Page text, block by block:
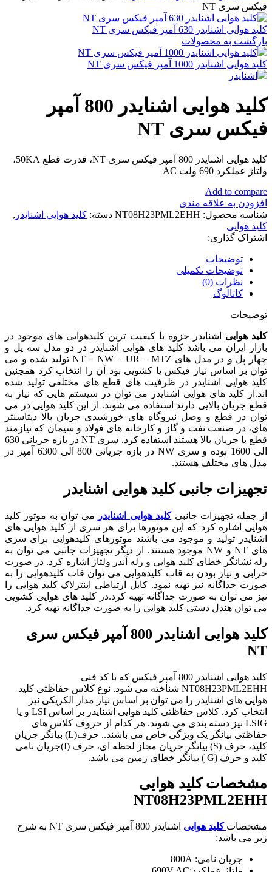
فیکس سری NT
کلید هوایی اشنایدر 630 آمپر فیکس سری NT
بازگشت به محصولات
کلید هوایی اشنایدر 1000 آمپر فیکس سری NT
کلید هوایی اشنایدر 800 آمپر
فیکس سری NT
کلید هوایی اشنایدر 800 آمپر فیکس سری NT، قدرت قطع 50KA،
ولتاژ عملکرد 690 ولت AC
Add to compare
افزودن به علاقه مندی
شناسه محصول: NT08H23PML2EHH دسته: کلید هوایی اشنایدر ,
کلید هوایی
اشتراک گذاری:
توضیحات
توضیحات تکمیلی
نظرات (0)
کاتالوگ
توضیحات
کلید هوایی اشنایدر جزوه با کیفیت ترین کلیدهوایی های موجود در
بازار ایران می باشد کلید های هوایی اشنایدر در دو مدل سه پل و
چهار پل و در مدل های NT – NW – UR – MTZ تولید شده و می
توان بر اساس نیاز فیکس یا کشویی بود آن را انتخاب کرد همچنین
کلید هوایی اشنایدر در ظرفیت های قطع های مختلفی تولید شده
اند.از کلید های هوایی اشنایدر می توان در سیستم هایی که نیاز به
قطع جریان بالایی دارند استفاده می شوند. از این کلید هوایی در می
توان در قطع و وصل نیروگاه های خورشیدی جریان بالا دیتاسنتر
های، در صنعت نفت و گاز و کارخانه های فولاد و سیمان که نیازمند
قطع با جریان بالا هستند استفاده کرد. سری NT در بازه جریانی 630
الی 1600 بوده و سری NW در بازه جریانی 800 الی 6300 آمپر در
مدل های مختلف هستند.
تجهیزات جانبی کلید هوایی اشنایدر
از جمله تجهیزات جانبیکلید هوایی اشنایدر
می توان به موتور کلید
هوایی اشاره کرد که این موتورها برای هر سری از کلید هوایی های
اشنایدر تولید و موجود می باشند موتورهای کلیدهوایی برای سری
های NT و NW موجود هستند. از دیگر تجهیزات جانبی می توان به
رله نشانگر خطای کلید هوایی و رله آندر ولتاژ اشاره کرد. در صورت
خرابی و نیاز بودن به قاب کلیدهوایی می توان قاب کلیدهوایی را به
صورت جداگانه نیز تهیه نمود. کابل ارتباطی اینترلاک کلید هوایی را
نیز می توان به صورت جداگانه تهیه کرد.در کلید های هوایی کشویی
می توان هندل دستی کلید هوایی را به صورت جداگانه تهیه کرد.
کلید هوایی اشنایدر 800 آمپر فیکس سری
NT
کلید هوایی اشنایدر 800 آمپر فیکس که با کد فنی
NT08H23PML2EHH شناخته می شود. نوع کلاس حفاظتی کلید
هوایی های اشنایدر را می توان بر اساس نیاز مدار الکریکی نیز
انتخاب کرد. کلاس حفاظتی کلید هوایی اشنایدر بر اساس LSI و یا
LSIG نیز دسته بندی می شوند. هر کدام از حروف کلاس های
حفاظتی بیانگر یک ویژگی خاص می باشند.. حرف(L) بیانگر جریان
کلید، حرف (S) بیانگر جریان مجاز لحظه ای، حرف (I)جریان نامی
کلید و حرف (G ) بیانگر خطای زمین می باشد.
مشخصات کلید هوایی
NT08H23PML2EHH
مشخصات کلید هوایی
اشنایدر 800 آمپر فیکس سری NT به شرح
زیر می باشد:
جریان نامی: 800A